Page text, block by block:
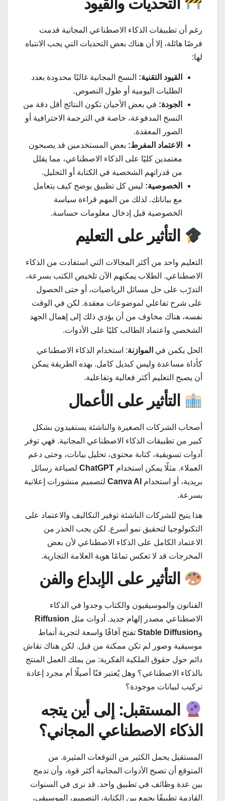
التحديات والقيود
رغم أن تطبيقات الذكاء الاصطناعي المجانية قدمت
فرصًا هائلة، إلا أن هناك بعض التحديات التي يجب الانتباه
لها:
القيود التقنية: النسخ المجانية غالبًا محدودة بعدد
الطلبات اليومية أو طول النصوص.
الجودة: في بعض الأحيان تكون النتائج أقل دقة من
النسخ المدفوعة، خاصة في الترجمة الاحترافية أو
الصور المعقدة.
الاعتماد المفرط: بعض المستخدمين قد يصبحون
معتمدين كليًا على الذكاء الاصطناعي، مما يقلل
من قدراتهم الشخصية في الكتابة أو التحليل.
الخصوصية: ليس كل تطبيق يوضح كيف يتعامل
مع بياناتك. لذلك من المهم قراءة سياسة
الخصوصية قبل إدخال معلومات حساسة.
التأثير على التعليم
التعليم واحد من أكثر المجالات التي استفادت من الذكاء
الاصطناعي. الطلاب يمكنهم الآن تلخيص الكتب بسرعة،
التدرّب على حل مسائل الرياضيات، أو حتى الحصول
على شرح تفاعلي لموضوعات معقدة. لكن في الوقت
نفسه، هناك مخاوف من أن يؤدي ذلك إلى إهمال الجهد
الشخصي واعتماد الطالب كليًا على الأدوات.
الحل يكمن في الموازنة: استخدام الذكاء الاصطناعي
كأداة مساعدة وليس كبديل كامل. بهذه الطريقة يمكن
أن يصبح التعليم أكثر فعالية وتفاعلية.
التأثير على الأعمال
أصحاب الشركات الصغيرة والناشئة يستفيدون بشكل
كبير من تطبيقات الذكاء الاصطناعي المجانية. فهي توفر
أدوات تسويقية، كتابة محتوى، تحليل بيانات، وحتى دعم
العملاء. مثلًا يمكن استخدام ChatGPT لصياغة رسائل
بريدية، أو استخدام Canva AI لتصميم منشورات إعلانية
بسرعة.
هذا يتيح للشركات الناشئة توفير التكاليف والاعتماد على
التكنولوجيا لتحقيق نمو أسرع. لكن يجب الحذر من
الاعتماد الكامل على الذكاء الاصطناعي لأن بعض
المخرجات قد لا تعكس تمامًا هوية العلامة التجارية.
التأثير على الإبداع والفن
الفنانون والموسيقيون والكتاب وجدوا في الذكاء
الاصطناعي مصدر إلهام جديد. أدوات مثل Riffusion
وStable Diffusion تفتح آفاقًا واسعة لتجربة أنماط
موسيقية وصور لم تكن ممكنة من قبل. لكن هناك نقاش
دائم حول حقوق الملكية الفكرية: من يملك العمل المنتج
بالذكاء الاصطناعي؟ وهل يُعتبر فنًا أصيلًا أم مجرد إعادة
تركيب لبيانات موجودة؟
المستقبل: إلى أين يتجه
الذكاء الاصطناعي المجاني؟
المستقبل يحمل الكثير من التوقعات المثيرة. من
المتوقع أن تصبح الأدوات المجانية أكثر قوة، وأن تدمج
بين عدة وظائف في تطبيق واحد. قد نرى في السنوات
القادمة تطبيقًا يجمع بين الكتابة، التصميم، الموسيقى،